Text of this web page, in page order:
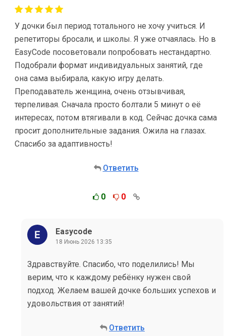
У дочки был период тотального не хочу учиться. И
репетиторы бросали, и школы. Я уже отчаялась. Но в
EasyCode посоветовали попробовать нестандартно.
Подобрали формат индивидуальных занятий, где
она сама выбирала, какую игру делать.
Преподаватель женщина, очень отзывчивая,
терпеливая. Сначала просто болтали 5 минут о её
интересах, потом втягивали в код. Сейчас дочка сама
просит дополнительные задания. Ожила на глазах.
Спасибо за адаптивность!
Ответить
0 0
Easycode
18 Июнь 2026 13:35
Здравствуйте. Спасибо, что поделились! Мы
верим, что к каждому ребёнку нужен свой
подход. Желаем вашей дочке больших успехов и
удовольствия от занятий!
Ответить